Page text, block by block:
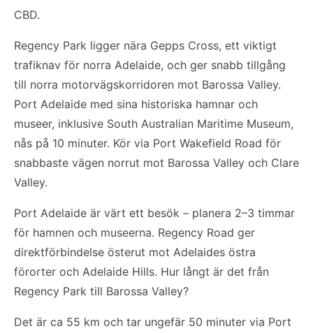
CBD.
Regency Park ligger nära Gepps Cross, ett viktigt
trafiknav för norra Adelaide, och ger snabb tillgång
till norra motorvägskorridoren mot Barossa Valley.
Port Adelaide med sina historiska hamnar och
museer, inklusive South Australian Maritime Museum,
nås på 10 minuter. Kör via Port Wakefield Road för
snabbaste vägen norrut mot Barossa Valley och Clare
Valley.
Port Adelaide är värt ett besök – planera 2–3 timmar
för hamnen och museerna. Regency Road ger
direktförbindelse österut mot Adelaides östra
förorter och Adelaide Hills. Hur långt är det från
Regency Park till Barossa Valley?
Det är ca 55 km och tar ungefär 50 minuter via Port